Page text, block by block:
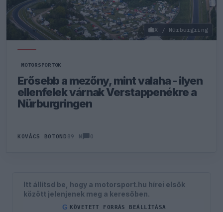
X / Nürburgring
MOTORSPORTOK
Erősebb a mezőny, mint valaha - ilyen
ellenfelek várnak Verstappenékre a
Nürburgringen
KOVÁCS BOTOND 89 N 0
Itt állítsd be, hogy a motorsport.hu hírei elsők
között jelenjenek meg a keresőben.
G KÖVETETT FORRÁS BEÁLLÍTÁSA